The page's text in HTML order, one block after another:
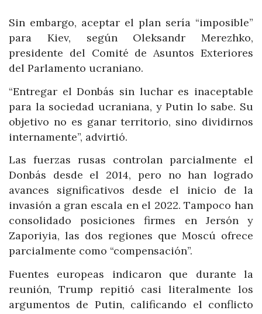
Sin embargo, aceptar el plan sería “imposible”
para Kiev, según Oleksandr Merezhko,
presidente del Comité de Asuntos Exteriores
del Parlamento ucraniano.
“Entregar el Donbás sin luchar es inaceptable
para la sociedad ucraniana, y Putin lo sabe. Su
objetivo no es ganar territorio, sino dividirnos
internamente”, advirtió.
Las fuerzas rusas controlan parcialmente el
Donbás desde el 2014, pero no han logrado
avances significativos desde el inicio de la
invasión a gran escala en el 2022. Tampoco han
consolidado posiciones firmes en Jersón y
Zaporiyia, las dos regiones que Moscú ofrece
parcialmente como “compensación”.
Fuentes europeas indicaron que durante la
reunión, Trump repitió casi literalmente los
argumentos de Putin, calificando el conflicto